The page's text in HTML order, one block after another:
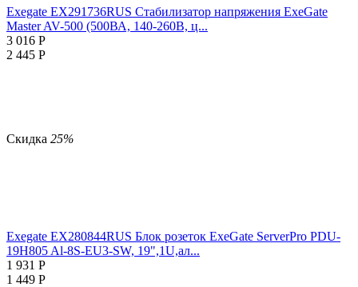
Exegate EX291736RUS Стабилизатор напряжения ExeGate
Master AV-500 (500ВА, 140-260В, ц...
3 016 Р
2 445 Р
Скидка 25%
Exegate EX280844RUS Блок розеток ExeGate ServerPro PDU-
19H805 Al-8S-EU3-SW, 19",1U,ал...
1 931 Р
1 449 Р